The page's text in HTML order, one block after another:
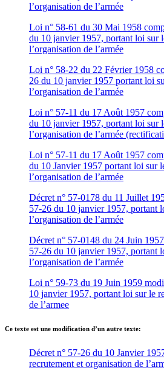
l’organisation de l’armée
Loi n° 58-61 du 30 Mai 1958
du 10 janvier 1957, portant loi sur
l’organisation de l’armée
Loi n° 58-22 du 22 Février 1958
26 du 10 janvier 1957 portant loi
l’organisation de l’armée
Loi n° 57-11 du 17 Août 1957
du 10 janvier 1957, portant loi sur
l’organisation de l’armée
Loi n° 57-11 du 17 Août 1957
du 10 Janvier 1957 portant loi sur
l’organisation de l’armée
Décret n° 57-0178 du 11 Juillet
57-26 du 10 janvier 1957, portant
l’organisation de l’armée
Décret n° 57-0148 du 24 Juin
57-26 du 10 janvier 1957, portant
l’organisation de l’armée
Loi n° 59-73 du 19 Juin 1959
10 janvier 1957, portant loi sur le
de l’armee
Ce texte est une modification d’un autre texte:
Décret n° 57-26 du 10 Janvier
recrutement et organisation de